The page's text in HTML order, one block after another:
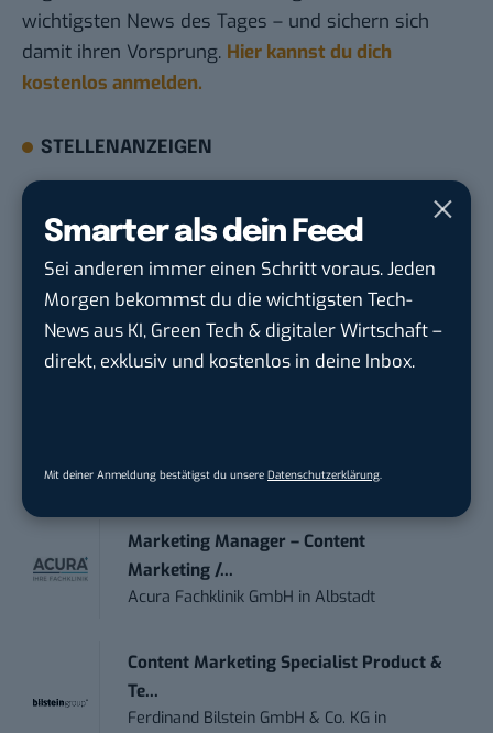
Smarter als dein Feed
Sei anderen immer einen Schritt voraus. Jeden
Morgen bekommst du die wichtigsten Tech-
News aus KI, Green Tech & digitaler Wirtschaft –
direkt, exklusiv und kostenlos in deine Inbox.
Mit deiner Anmeldung bestätigst du unsere Datenschutzerklärung.
wichtigsten News des Tages – und sichern sich
damit ihren Vorsprung. Hier kannst du dich
kostenlos anmelden.
STELLENANZEIGEN
moveUP Media GmbH inDüsseldorf
Anforderungs- und Projektmanager
touristische...
trendtours Holding GmbH inEschborn
Instaffo GmbHinKarlsruhe
Marketing Manager – Content
Marketing /...
Acura Fachklinik GmbH inAlbstadt
Content Marketing Specialist Product &
Te...
Ferdinand Bilstein GmbH & Co. KG in